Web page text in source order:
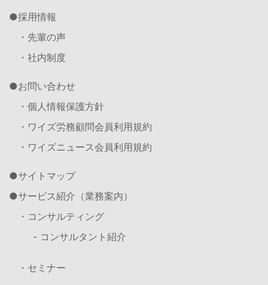
採用情報
・先輩の声
・社内制度
お問い合わせ
・個人情報保護方針
・ワイズ労務顧問会員利用規約
・ワイズニュース会員利用規約
サイトマップ
サービス紹介（業務案内）
・コンサルティング
- コンサルタント紹介
・セミナー